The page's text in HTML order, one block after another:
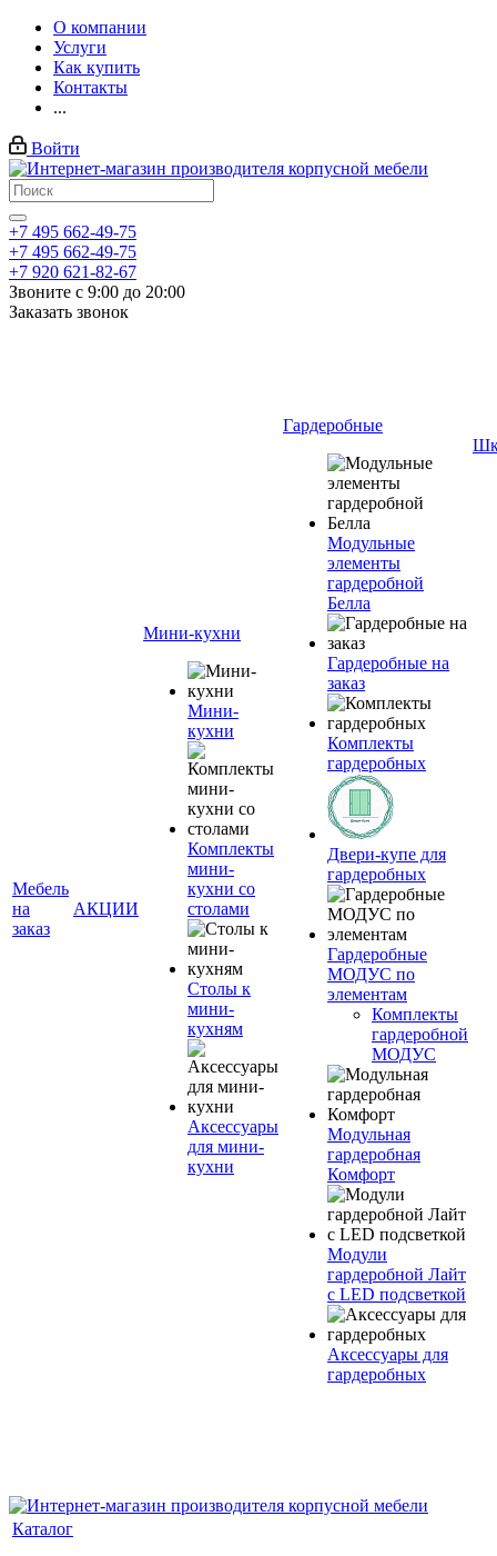
О компании
Услуги
Как купить
Контакты
...
Войти
+7 495 662-49-75
+7 495 662-49-75
+7 920 621-82-67
Звоните с 9:00 до 20:00
Заказать звонок
Мебель
на
заказ
АКЦИИ
Мини-кухни
Мини-
кухни
Комплекты
мини-
кухни со
столами
Столы к
мини-
кухням
Аксессуары
для мини-
кухни
Гардеробные
Модульные
элементы
гардеробной
Белла
Гардеробные на
заказ
Комплекты
гардеробных
Двери-купе для
гардеробных
Гардеробные
МОДУС по
элементам
Комплекты
гардеробной
МОДУС
Модульная
гардеробная
Комфорт
Модули
гардеробной Лайт
с LED подсветкой
Аксессуары для
гардеробных
Каталог